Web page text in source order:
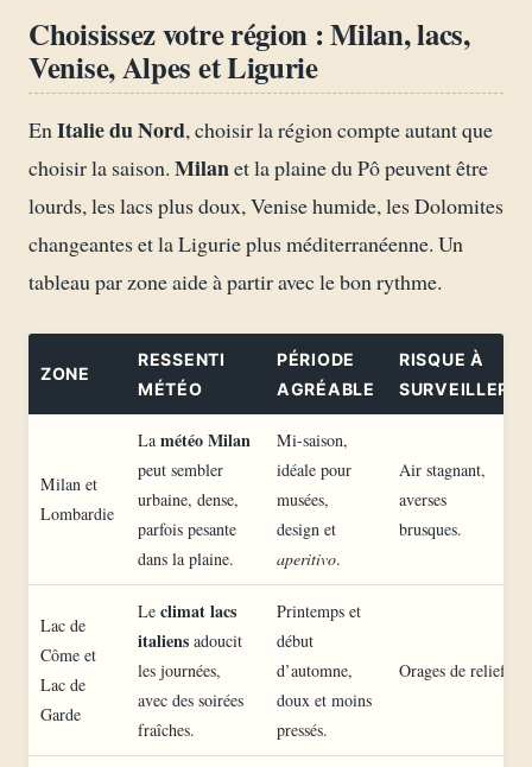
Choisissez votre région : Milan, lacs,
Venise, Alpes et Ligurie
EnItalie du Nord, choisir la région compte autant que
choisir la saison. Milanet la plaine du Pô peuvent être
lourds, les lacs plus doux, Venise humide, les Dolomites
changeantes et la Ligurie plus méditerranéenne. Un
tableau par zone aide à partir avec le bon rythme.
ZONE
RESSENTI
MÉTÉO
PÉRIODE
AGRÉABLE
RISQUE À
SURVEILLER
Milan et
Lombardie
La météo Milan
peut sembler
urbaine, dense,
parfois pesante
dans la plaine.
Mi-saison,
idéale pour
musées,
design et
aperitivo.
Air stagnant,
averses
brusques.
Lac de
Côme et
Lac de
Garde
Le climat lacs
italiens adoucit
les journées,
avec des soirées
fraîches.
Printemps et
début
d’automne,
doux et moins
pressés.
Orages de relief.